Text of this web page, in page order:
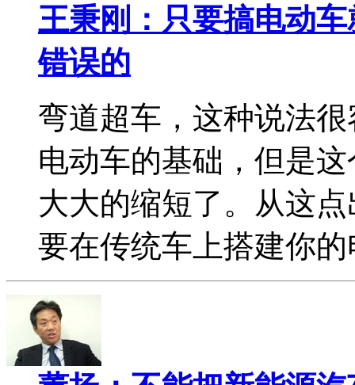
王秉刚：只要搞电动
错误的
弯道超车，这种说法
电动车的基础，但是
大大的缩短了。从这
要在传统车上搭建你